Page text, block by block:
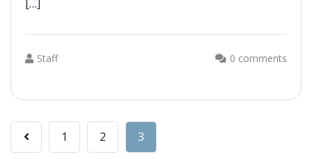
[…]
Staff 0 comments
1 2 3